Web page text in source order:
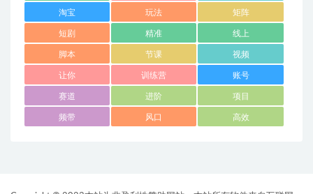
淘宝 玩法 矩阵
短剧 精准 线上
脚本 节课 视频
让你 训练营 账号
赛道 进阶 项目
频带 风口 高效